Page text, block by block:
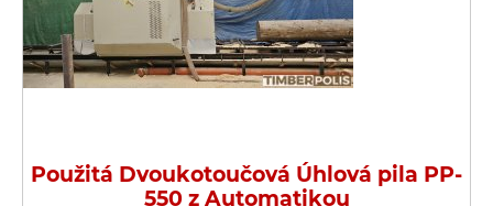
Použitá Dvoukotoučová Úhlová pila PP-
550 z Automatikou